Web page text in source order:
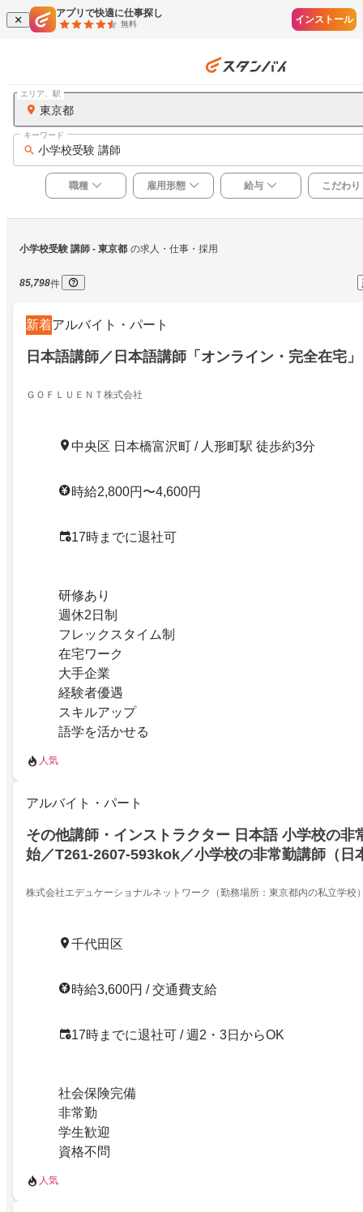
アプリで快適に仕事探し
無料 インストール
東京都
エリア、駅
小学校受験 講師
キーワード
職種 雇用形態 給与 こだわり
小学校受験 講師 - 東京都 の求人・仕事・採用
85,798件
新着アルバイト・パート
日本語講師／日本語講師「オンライン・完全在宅」
ＧＯＦＬＵＥＮＴ株式会社
中央区 日本橋富沢町 / 人形町駅 徒歩約3分
時給2,800円〜4,600円
17時までに退社可
研修あり
週休2日制
フレックスタイム制
在宅ワーク
大手企業
経験者優遇
スキルアップ
語学を活かせる
人気
アルバイト・パート
その他講師・インストラクター 日本語 小学校の非
始／T261-2607-593kok／小学校の非常勤講師（日
株式会社エデュケーショナルネットワーク（勤務場所：東京都内の私立学校
千代田区
時給3,600円 / 交通費支給
17時までに退社可 / 週2・3日からOK
社会保険完備
非常勤
学生歓迎
資格不問
人気